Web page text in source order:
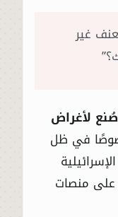
غير
لأغراض
في ظل
على منصات